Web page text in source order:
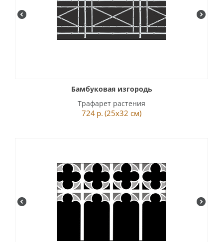
Бамбуковая изгородь
Трафарет растения
724 р. (25x32 см)